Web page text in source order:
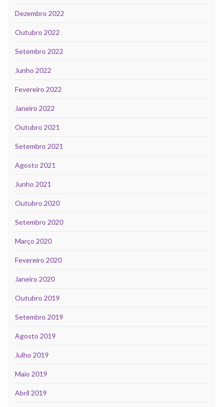
Dezembro 2022
Outubro 2022
Setembro 2022
Junho 2022
Fevereiro 2022
Janeiro 2022
Outubro 2021
Setembro 2021
Agosto 2021
Junho 2021
Outubro 2020
Setembro 2020
Março 2020
Fevereiro 2020
Janeiro 2020
Outubro 2019
Setembro 2019
Agosto 2019
Julho 2019
Maio 2019
Abril 2019